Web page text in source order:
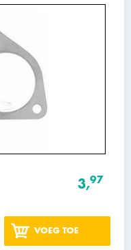
3,97
VOEG TOE